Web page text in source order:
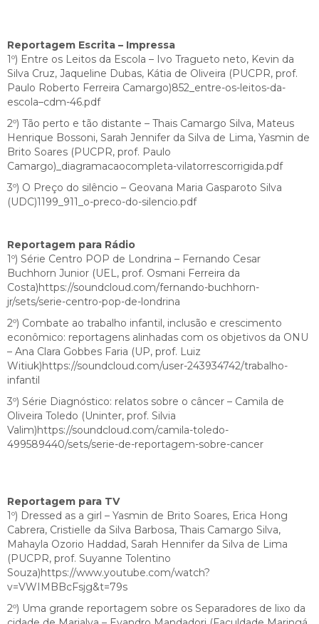
Reportagem Escrita – Impressa
1º) Entre os Leitos da Escola – Ivo Tragueto neto, Kevin da
Silva Cruz, Jaqueline Dubas, Kátia de Oliveira (PUCPR, prof.
Paulo Roberto Ferreira Camargo)852_entre-os-leitos-da-
escola–cdm-46.pdf
2º) Tão perto e tão distante – Thais Camargo Silva, Mateus
Henrique Bossoni, Sarah Jennifer da Silva de Lima, Yasmin de
Brito Soares (PUCPR, prof. Paulo
Camargo)_diagramacaocompleta-vilatorrescorrigida.pdf
3º) O Preço do silêncio – Geovana Maria Gasparoto Silva
(UDC)1199_911_o-preco-do-silencio.pdf
Reportagem para Rádio
1º) Série Centro POP de Londrina – Fernando Cesar
Buchhorn Junior (UEL, prof. Osmani Ferreira da
Costa)https://soundcloud.com/fernando-buchhorn-
jr/sets/serie-centro-pop-de-londrina
2º) Combate ao trabalho infantil, inclusão e crescimento
econômico: reportagens alinhadas com os objetivos da ONU
– Ana Clara Gobbes Faria (UP, prof. Luiz
Witiuk)https://soundcloud.com/user-243934742/trabalho-
infantil
3º) Série Diagnóstico: relatos sobre o câncer – Camila de
Oliveira Toledo (Uninter, prof. Silvia
Valim)https://soundcloud.com/camila-toledo-
499589440/sets/serie-de-reportagem-sobre-cancer
Reportagem para TV
1º) Dressed as a girl – Yasmin de Brito Soares, Erica Hong
Cabrera, Cristielle da Silva Barbosa, Thais Camargo Silva,
Mahayla Ozorio Haddad, Sarah Hennifer da Silva de Lima
(PUCPR, prof. Suyanne Tolentino
Souza)https://www.youtube.com/watch?
v=VWIMBBcFsjg&t=79s
2º) Uma grande reportagem sobre os Separadores de lixo da